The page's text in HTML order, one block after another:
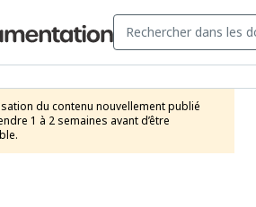
du contenu nouvellement publié
1 à 2 semaines avant d’être